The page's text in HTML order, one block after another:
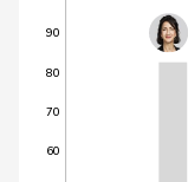
60
70
80
90